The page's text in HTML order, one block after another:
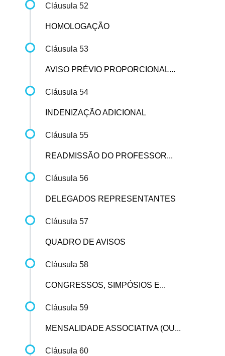
Cláusula 52
HOMOLOGAÇÃO
Cláusula 53
AVISO PRÉVIO PROPORCIONAL...
Cláusula 54
INDENIZAÇÃO ADICIONAL
Cláusula 55
READMISSÃO DO PROFESSOR...
Cláusula 56
DELEGADOS REPRESENTANTES
Cláusula 57
QUADRO DE AVISOS
Cláusula 58
CONGRESSOS, SIMPÓSIOS E...
Cláusula 59
MENSALIDADE ASSOCIATIVA (OU...
Cláusula 60